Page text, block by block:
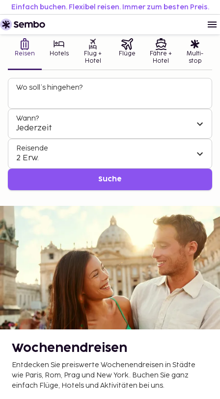
Einfach buchen. Flexibel reisen. Immer zum besten Preis.
Reisen Hotels
Flug +
Hotel
Flüge
Fähre +
Hotel
Multi-
stop
Wo soll’s hingehen?
Wann?
Jederzeit
Reisende
2 Erw.
Suche
Wochenendreisen
Entdecken Sie preiswerte Wochenendreisen in Städte
wie Paris, Rom, Prag und New York. Buchen Sie ganz
einfach Flüge, Hotels und Aktivitäten bei uns.